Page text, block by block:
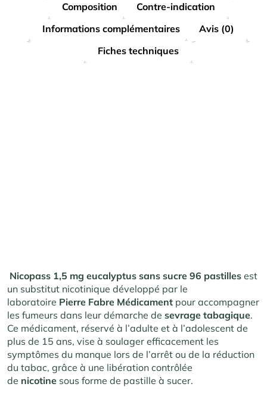
Composition
Contre-indication
Informations complémentaires
Avis (0)
Fiches techniques
Nicopass 1,5 mg eucalyptus sans sucre 96 pastilles est
un substitut nicotinique développé par le
laboratoire Pierre Fabre Médicament pour accompagner
les fumeurs dans leur démarche de sevrage tabagique.
Ce médicament, réservé à l’adulte et à l’adolescent de
plus de 15 ans, vise à soulager efficacement les
symptômes du manque lors de l’arrêt ou de la réduction
du tabac, grâce à une libération contrôlée
de nicotine sous forme de pastille à sucer.